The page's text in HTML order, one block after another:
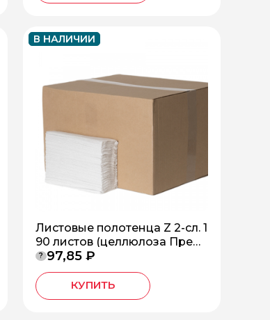
В НАЛИЧИИ
Листовые полотенца Z 2-сл. 1
90 листов (целлюлоза Прем
иум) *20 БС-2-190-Z
? 97,85 ₽
КУПИТЬ